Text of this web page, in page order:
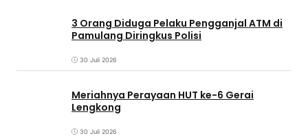
3 Orang Diduga Pelaku Pengganjal ATM di
Pamulang Diringkus Polisi
30 Juli 2026
Meriahnya Perayaan HUT ke-6 Gerai
Lengkong
30 Juli 2026